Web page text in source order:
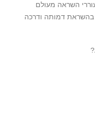
השראה מעולם
בהשראת דמותה ודרכה